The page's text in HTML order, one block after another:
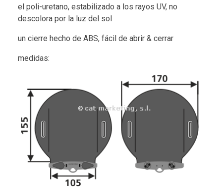
el poli-uretano, estabilizado a los rayos UV, no
descolora por la luz del sol
un cierre hecho de ABS, fácil de abrir & cerrar
medidas: